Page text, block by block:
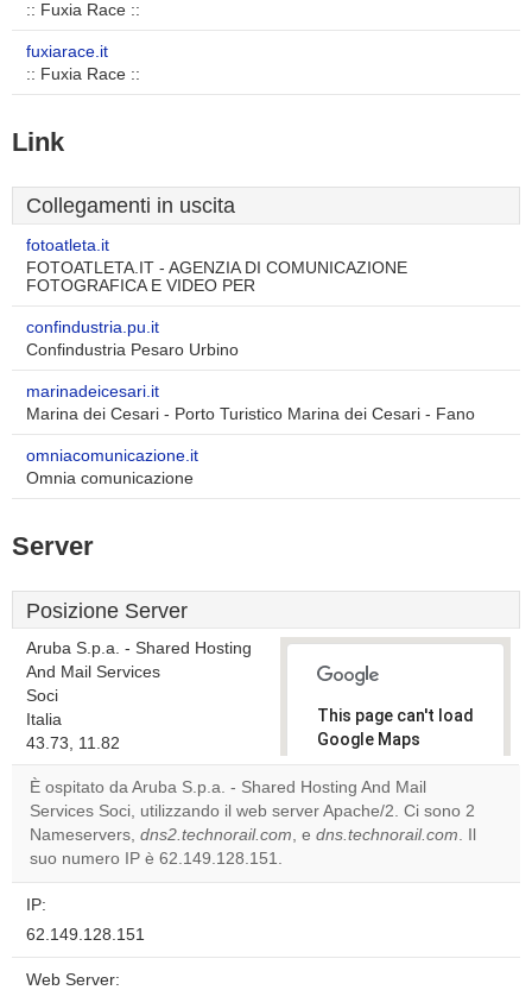
:: Fuxia Race ::
fuxiarace.it
:: Fuxia Race ::
Link
Collegamenti in uscita
fotoatleta.it
FOTOATLETA.IT - AGENZIA DI COMUNICAZIONE
FOTOGRAFICA E VIDEO PER
confindustria.pu.it
Confindustria Pesaro Urbino
marinadeicesari.it
Marina dei Cesari - Porto Turistico Marina dei Cesari - Fano
omniacomunicazione.it
Omnia comunicazione
Server
Posizione Server
Aruba S.p.a. - Shared Hosting
And Mail Services
Soci
Italia
43.73, 11.82
This page can't load
Google Maps
correctly.
Do you
own this
OK
È ospitato da Aruba S.p.a. - Shared Hosting And Mail
Services Soci, utilizzando il web server Apache/2. Ci sono 2
Nameservers, dns2.technorail.com, e dns.technorail.com. Il
suo numero IP è 62.149.128.151.
IP:
62.149.128.151
Web Server: